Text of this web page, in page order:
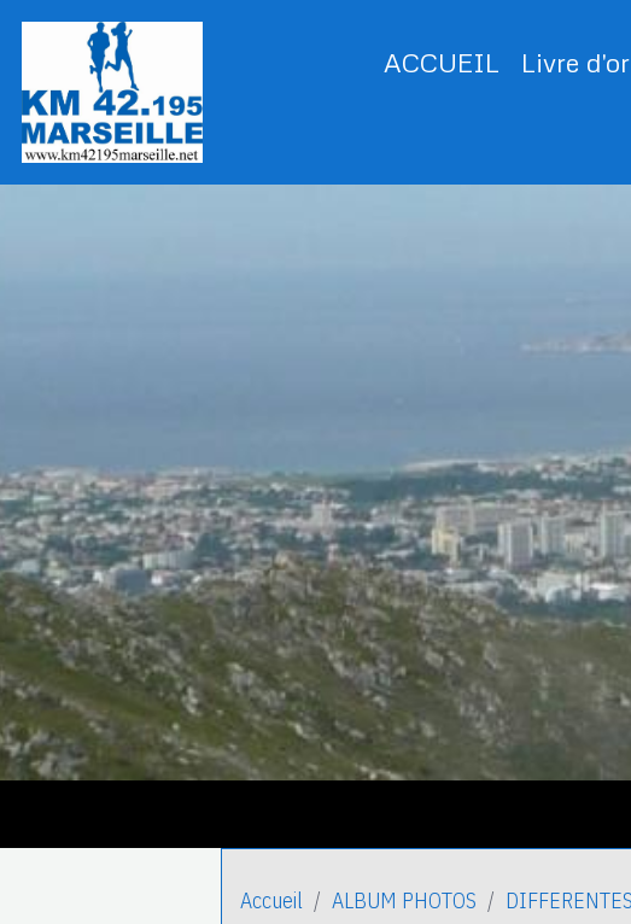
ACCUEIL Livre
Accueil ALBUM PHOTOS